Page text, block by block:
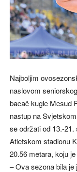
Najboljim
naslovom
bacač kugle Mesud
nastup na
se održati od 13.-
Atletskom stadionu
20.56 metara, koju
– Ova sezona bila je